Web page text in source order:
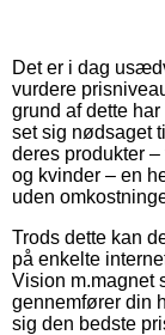
Det er i dag
vurdere
grund af dette
set sig nødsaget
deres produkter
og kvinder – en
uden
Trods dette kan
på enkelte
Vision m.magnet
gennemfører din
sig den bedste